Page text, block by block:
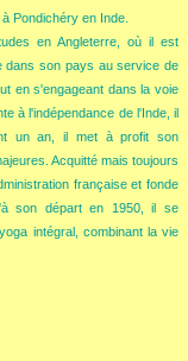
Pondichéry en Inde.
en Angleterre, où il est
dans son pays au service de
en s'engageant dans la voie
à l'indépendance de l'Inde, il
un an, il met à profit son
Acquitté mais toujours
française et fonde
son départ en 1950, il se
intégral, combinant la vie